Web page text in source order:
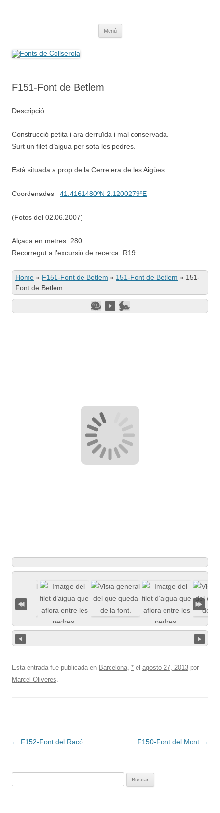
Menú
F151-Font de Betlem
Descripció:
Construcció petita i ara derruïda i mal conservada.
Surt un filet d’aigua per sota les pedres.
Està situada a prop de la Cerretera de les Aigües.
Coordenades: 41.4161480ºN 2.1200279ºE
(Fotos del 02.06.2007)
Alçada en metres: 280
Recorregut a l’excursió de recerca: R19
Home » F151-Font de Betlem » 151-Font de Betlem » 151-
Font de Betlem
Esta entrada fue publicada en Barcelona, * el agosto 27, 2013 por
Marcel Oliveres.
Navegación
← F152-Font del Racó F150-Font del Mont →